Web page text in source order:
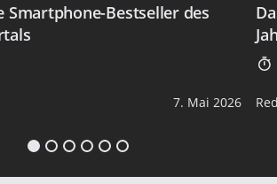
Smartphone-Bestseller des
7. Mai 2026